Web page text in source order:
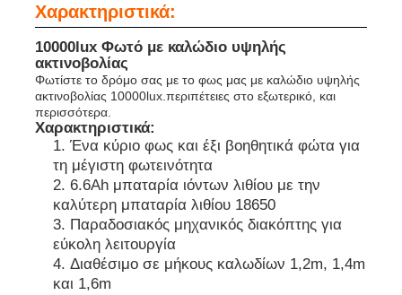
Φώτα εξόρυξης άνθρακα
Φώτα κεφαλής ανθρακωρύχων
Αεροπορικά φώτα
Φωτοβολταϊκό ασφαλή από έκρηξη
Βιομηχανικό φως LED
Χαρακτηριστικά:
10000lux Φωτό με καλώδιο υψηλής
ακτινοβολίας
Φωτίστε το δρόμο σας με το φως μας με καλώδιο υψηλής
ακτινοβολίας 10000lux.περιπέτειες στο εξωτερικό, και
περισσότερα.
Χαρακτηριστικά:
Ένα κύριο φως και έξι βοηθητικά φώτα για
τη μέγιστη φωτεινότητα
6.6Ah μπαταρία ιόντων λιθίου με την
καλύτερη μπαταρία λιθίου 18650
Παραδοσιακός μηχανικός διακόπτης για
εύκολη λειτουργία
Διαθέσιμο σε μήκους καλωδίων 1,2m, 1,4m
και 1,6m